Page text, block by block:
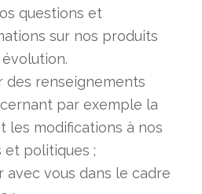
questions et
sur nos produits
des renseignements
par exemple la
les modifications à nos
et politiques ;
avec vous dans le cadre